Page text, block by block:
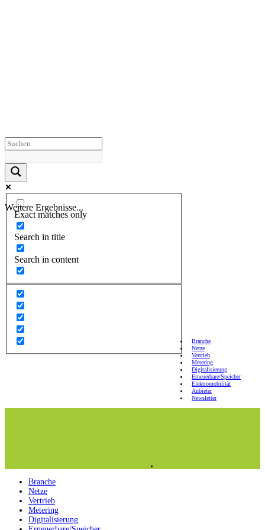
Weitere Ergebnisse...
Exact matches only
Search in title
Search in content
Branche
Netze
Vertrieb
Metering
Digitalisierung
Erneuerbare/Speicher
Elektromobilität
Anbieter
Newsletter
Branche
Netze
Vertrieb
Metering
Digitalisierung